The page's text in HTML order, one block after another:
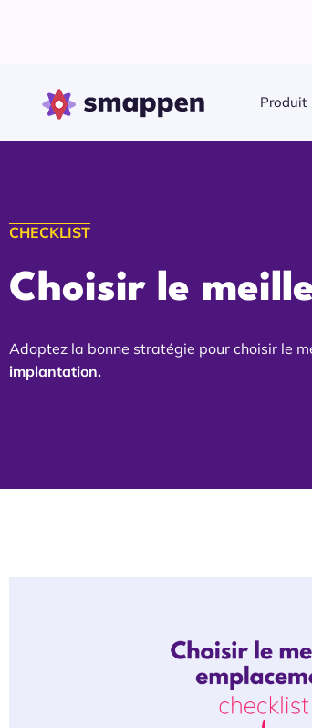
Produit
CHECKLIST
Choisir le
Adoptez la bonne stratégie pour choisir le
implantation.